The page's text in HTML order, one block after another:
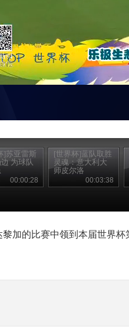
]苏亚雷斯
为球队
00:00:28
[世界杯]蓝队取胜
灵魂：意大利大
师皮尔洛
00:03:38
加的比赛中领到本届世界杯